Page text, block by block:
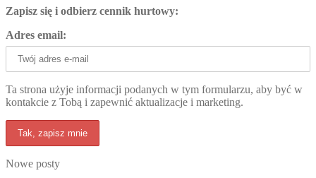
Zapisz się i odbierz cennik hurtowy:
Adres email:
Ta strona użyje informacji podanych w tym formularzu, aby być w
kontakcie z Tobą i zapewnić aktualizacje i marketing.
Nowe posty